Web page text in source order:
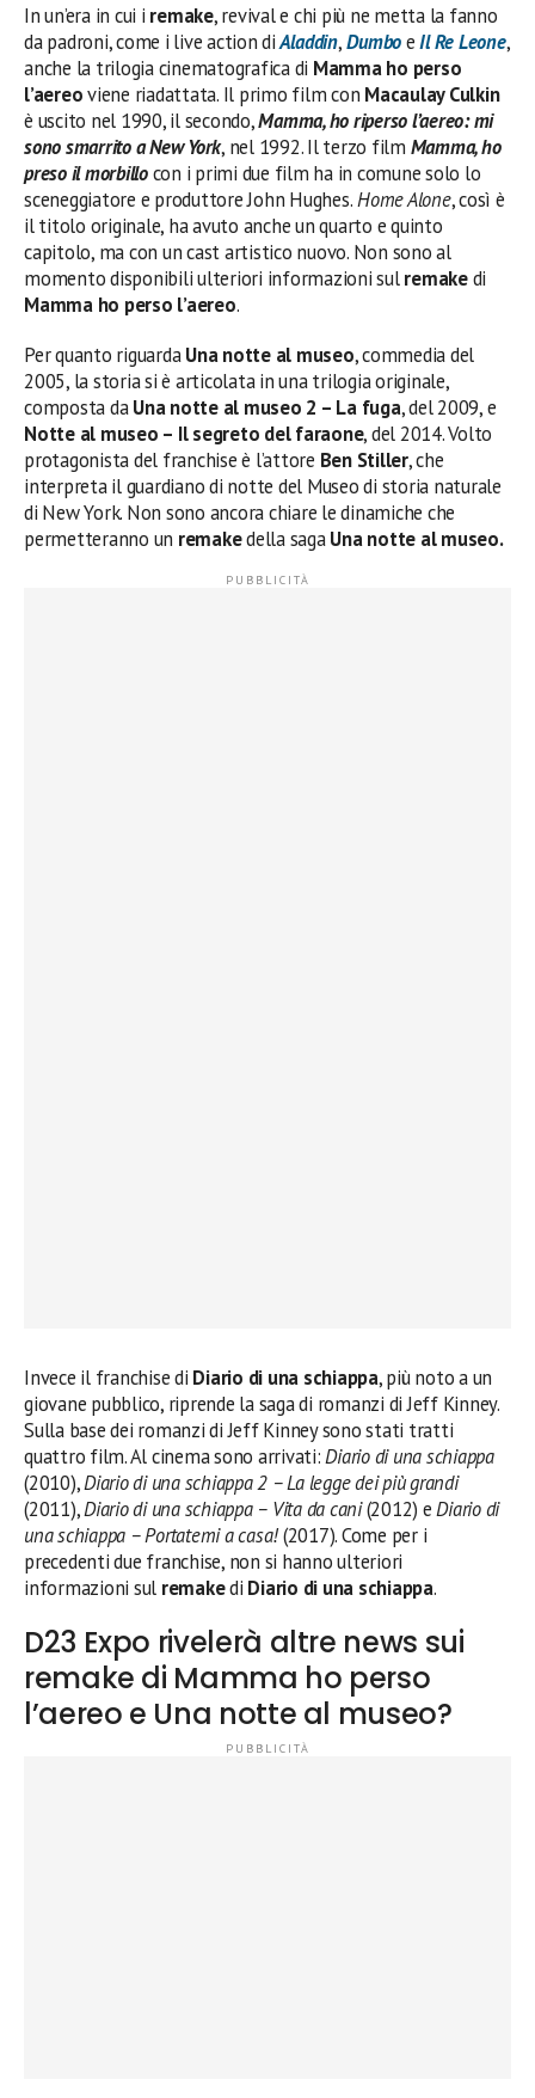
In un’era in cui i remake, revival e chi più ne metta la fanno
da padroni, come i live action diAladdin,DumboeIl Re Leone,
anche la trilogia cinematografica di Mamma ho perso
l’aereoviene riadattata. Il primo film con Macaulay Culkin
è uscito nel 1990, il secondo,Mamma, ho riperso l’aereo: mi
sono smarrito a New York, nel 1992. Il terzo film Mamma, ho
preso il morbillocon i primi due film ha in comune solo lo
sceneggiatore e produttore John Hughes.Home Alone, così è
il titolo originale, ha avuto anche un quarto e quinto
capitolo, ma con un cast artistico nuovo. Non sono al
momento disponibili ulteriori informazioni sulremakedi
Mamma ho perso l’aereo.
Per quanto riguardaUna notte al museo, commedia del
2005, la storia si è articolata in una trilogia originale,
composta daUna notte al museo 2 – La fuga, del 2009, e
Notte al museo – Il segreto del faraone, del 2014. Volto
protagonista del franchise è l’attore Ben Stiller, che
interpreta il guardiano di notte del Museo di storia naturale
di New York. Non sono ancora chiare le dinamiche che
permetteranno un remakedella sagaUna notte al museo.
Invece il franchise di Diario di una schiappa, più noto a un
giovane pubblico, riprende la saga di romanzi di Jeff Kinney.
Sulla base dei romanzi di Jeff Kinney sono stati tratti
quattro film. Al cinema sono arrivati:Diario di una schiappa
(2010),Diario di una schiappa 2 – La legge dei più grandi
(2011),Diario di una schiappa – Vita da cani(2012) eDiario di
una schiappa – Portatemi a casa!(2017). Come per i
precedenti due franchise, non si hanno ulteriori
informazioni sul remakedi Diario di una schiappa.
D23 Expo rivelerà altre news sui
remake di Mamma ho perso
l’aereo e Una notte al museo?